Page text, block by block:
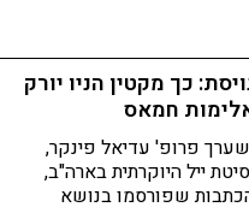
כך מקטין הניו יורק
חמאס
פרופ' עדיאל פינקר,
ייל היוקרתית בארה"ב,
1,561 הכתבות שפורסמו בנושא